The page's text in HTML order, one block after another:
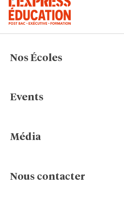
Nos Écoles
Events
Média
Nous contacter